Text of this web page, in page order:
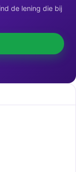
de lening die bij